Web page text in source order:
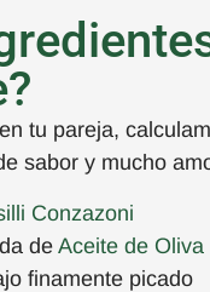
tu pareja,
sabor y mucho
Conzazoni
deAceite de
finamente picado